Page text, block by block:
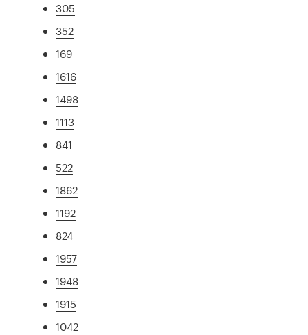
305
352
169
1616
1498
1113
841
522
1862
1192
824
1957
1948
1915
1042